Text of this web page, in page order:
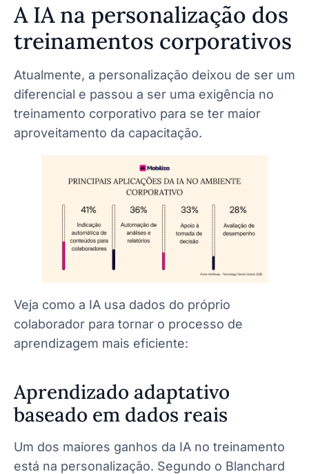
A IA na personalização dos
treinamentos corporativos
Atualmente, a personalização deixou de ser um
diferencial e passou a ser uma exigência no
treinamento corporativo para se ter maior
aproveitamento da capacitação.
Veja como a IA usa dados do próprio
colaborador para tornar o processo de
aprendizagem mais eficiente:
Aprendizado adaptativo
baseado em dados reais
Um dos maiores ganhos da IA no treinamento
está na personalização. Segundo o Blanchard